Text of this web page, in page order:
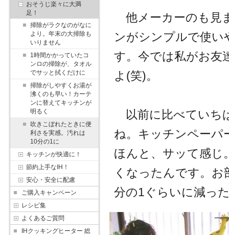
おそうじ楽々に大満
足！
掃除がラクなのがなに
より。年末の大掃除も
いりません
1時間かかっていたコ
ンロの掃除が、タオル
でサッと拭くだけに
掃除がしやすくお湯が
沸くのも早い！カーテ
ンに替えてキッチンが
明るく
吹きこぼれたときに便
利さを実感。汚れは
10分の1に
キッチンが快適に！
節約上手なIH！
安心・安全に配慮
ご購入キャンペーン
レシピ集
よくあるご質問
IHクッキングヒーター 総
他メーカーのも見
ンがシンプルで使
す。今では私がお友
よ(笑)。
以前に比べていち
ね。キッチンペーパ
ほんと、サッて感じ
くなったんです。
分の1ぐらいに減っ